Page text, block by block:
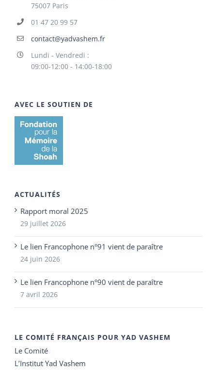
75007 Paris
01 47 20 99 57
contact@yadvashem.fr
Lundi - Vendredi :
09:00-12:00 - 14:00-18:00
AVEC LE SOUTIEN DE
ACTUALITÉS
Rapport moral 2025
29 juillet 2026
Le lien Francophone n°91 vient de paraître
24 juin 2026
Le lien Francophone n°90 vient de paraître
7 avril 2026
LE COMITÉ FRANÇAIS POUR YAD VASHEM
Le Comité
L’Institut Yad Vashem